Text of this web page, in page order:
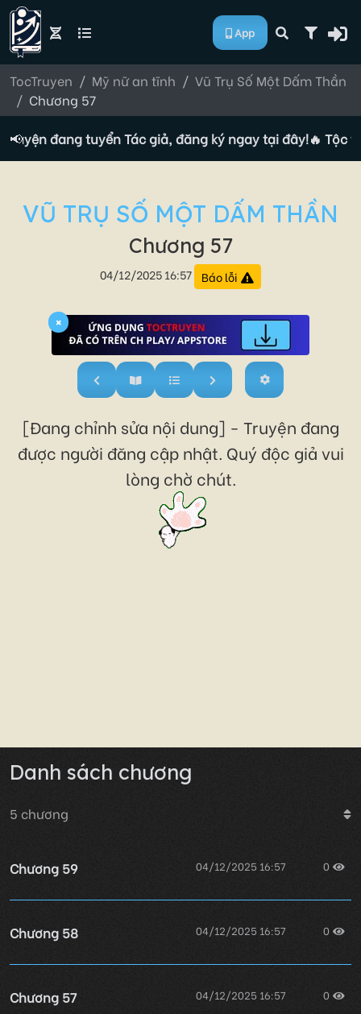
App
TocTruyen Mỹ nữ an tĩnh
Vũ Trụ Số Một Dấm Thần
Chương 57
📢 đang tuyển Tác giả, đăng ký ngay tại đây!🔥 Tộc
VŨ TRỤ SỐ MỘT DẤM THẦN
Chương 57
04/12/2025 16:57 Báo lỗi
×
[Đang chỉnh sửa nội dung] - Truyện đang
được người đăng cập nhật. Quý độc giả vui
lòng chờ chút.
Danh sách chương
5 chương
Chương 59 04/12/2025 16:57 0
Chương 58 04/12/2025 16:57 0
Chương 57 04/12/2025 16:57 0